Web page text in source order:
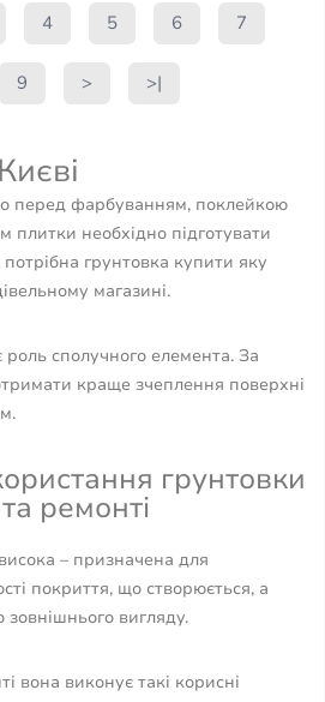
4 5 6 7
9 > >|
перед фарбуванням, поклейкою
необхідно підготувати
грунтовка купити яку
магазині.
роль сполучного елемента. За
краще зчеплення поверхні
грунтовки
ремонті
– призначена для
покриття, що створюється, а
вигляду.
вона виконує такі корисні